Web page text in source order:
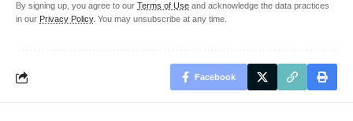
By signing up, you agree to our Terms of Use and acknowledge the data practices
in our Privacy Policy. You may unsubscribe at any time.
Facebook